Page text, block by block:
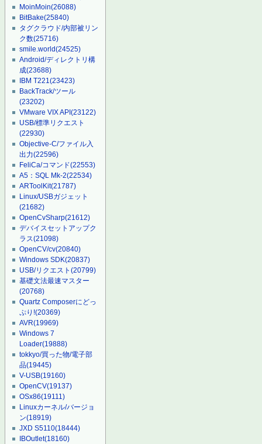
MoinMoin(26088)
BitBake(25840)
タグクラウド/内部被リン
ク数(25716)
smile.world(24525)
Android/ディレクトリ構
成(23688)
IBM T221(23423)
BackTrack/ツール
(23202)
VMware VIX API(23122)
USB/標準リクエスト
(22930)
Objective-C/ファイル入
出力(22596)
FeliCa/コマンド(22553)
A5：SQL Mk-2(22534)
ARToolKit(21787)
Linux/USBガジェット
(21682)
OpenCvSharp(21612)
デバイスセットアップク
ラス(21098)
OpenCV/cv(20840)
Windows SDK(20837)
USB/リクエスト(20799)
基礎文法最速マスター
(20768)
Quartz Composerにどっ
ぷり!(20369)
AVR(19969)
Windows 7
Loader(19888)
tokkyo/買った物/電子部
品(19445)
V-USB(19160)
OpenCV(19137)
OSx86(19111)
Linuxカーネル/バージョ
ン(18919)
JXD S5110(18444)
IBOutlet(18160)